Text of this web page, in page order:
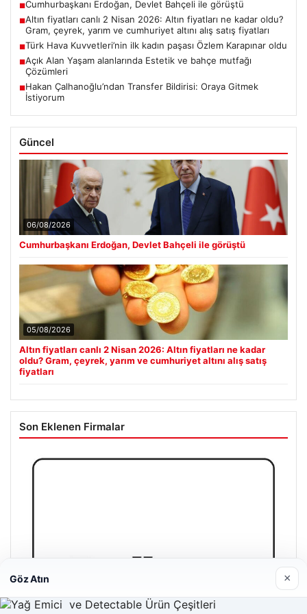
■Cumhurbaşkanı Erdoğan, Devlet Bahçeli ile görüştü
■Altın fiyatları canlı 2 Nisan 2026: Altın fiyatları ne kadar oldu?
Gram, çeyrek, yarım ve cumhuriyet altını alış satış fiyatları
■Türk Hava Kuvvetleri’nin ilk kadın paşası Özlem Karapınar oldu
■Açık Alan Yaşam alanlarında Estetik ve bahçe mutfağı
Çözümleri
■Hakan Çalhanoğlu’ndan Transfer Bildirisi: Oraya Gitmek
İstiyorum
Güncel
06/08/2026
Cumhurbaşkanı Erdoğan, Devlet Bahçeli ile görüştü
05/08/2026
Altın fiyatları canlı 2 Nisan 2026: Altın fiyatları ne kadar
oldu? Gram, çeyrek, yarım ve cumhuriyet altını alış satış
fiyatları
Son Eklenen Firmalar
Göz Atın ×